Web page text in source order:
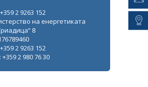
2 9263 152
на енергетиката
8
2 9263 152
+359 2 980 76 30